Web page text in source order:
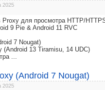
2025
Proxy для просмотра HTTP/
9 Pie & Android 11 RVC
7 Nougat)
13 Tiramisu, 14 UDC)
...
(Android 7 Nougat)
2025